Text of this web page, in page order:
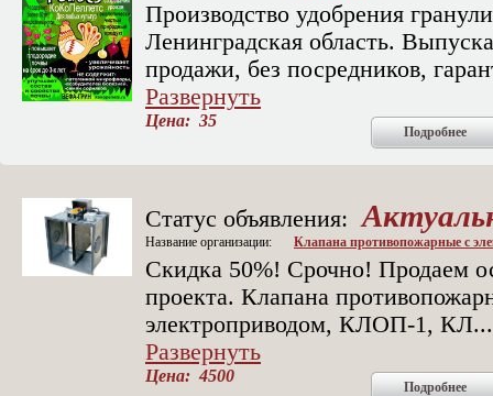
Производство удобрения
Ленинградская область.
продажи, без посредников,
Развернуть
Цена: 35
Подробнее
Статус объявления:
Название организации: Клапана противопожарные с
Скидка 50%! Срочно! Продаем
проекта. Клапана
электроприводом, КЛОП-1, КЛ...
Развернуть
Цена: 4500
Подробнее